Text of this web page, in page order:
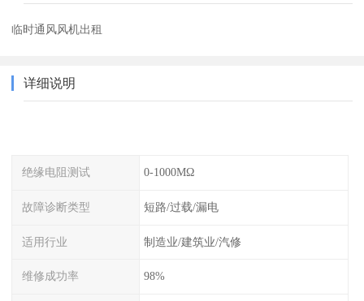
临时通风风机出租
详细说明
绝缘电阻测试 0-1000MΩ
故障诊断类型 短路/过载/漏电
适用行业 制造业/建筑业/汽修
维修成功率 98%